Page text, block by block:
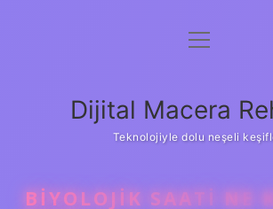
Anasayfa
Yasal Uyarı
menüyü
Dijital Macera
Teknolojiyle dolu neşeli
BIYOLOJIK SAATI NE